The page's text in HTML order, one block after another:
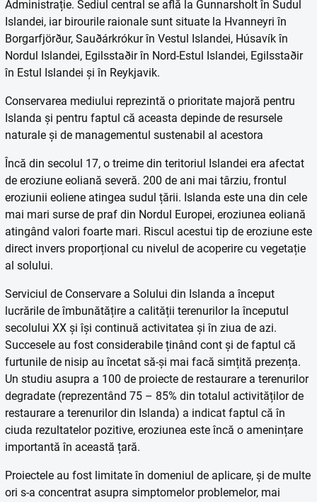
Administrație. Sediul central se află la Gunnarsholt în Sudul
Islandei, iar birourile raionale sunt situate la Hvanneyri în
Borgarfjörður, Sauðárkrókur în Vestul Islandei, Húsavík în
Nordul Islandei, Egilsstaðir în Nord-Estul Islandei, Egilsstaðir
în Estul Islandei și în Reykjavik.
Conservarea mediului reprezintă o prioritate majoră pentru
Islanda și pentru faptul că aceasta depinde de resursele
naturale și de managementul sustenabil al acestora
Încă din secolul 17, o treime din teritoriul Islandei era afectat
de eroziune eoliană severă. 200 de ani mai târziu, frontul
eroziunii eoliene atingea sudul țării. Islanda este una din cele
mai mari surse de praf din Nordul Europei, eroziunea eoliană
atingând valori foarte mari. Riscul acestui tip de eroziune este
direct invers proporțional cu nivelul de acoperire cu vegetație
al solului.
Serviciul de Conservare a Solului din Islanda a început
lucrările de îmbunătățire a calității terenurilor la începutul
secolului XX și își continuă activitatea și în ziua de azi.
Succesele au fost considerabile ținând cont și de faptul că
furtunile de nisip au încetat să-și mai facă simțită prezența.
Un studiu asupra a 100 de proiecte de restaurare a terenurilor
degradate (reprezentând 75 – 85% din totalul activităților de
restaurare a terenurilor din Islanda) a indicat faptul că în
ciuda rezultatelor pozitive, eroziunea este încă o amenințare
importantă în această țară.
Proiectele au fost limitate în domeniul de aplicare, și de multe
ori s-a concentrat asupra simptomelor problemelor, mai